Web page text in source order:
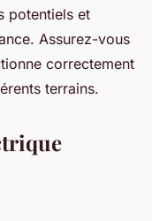
potentiels et
Assurez-vous
correctement
terrains.